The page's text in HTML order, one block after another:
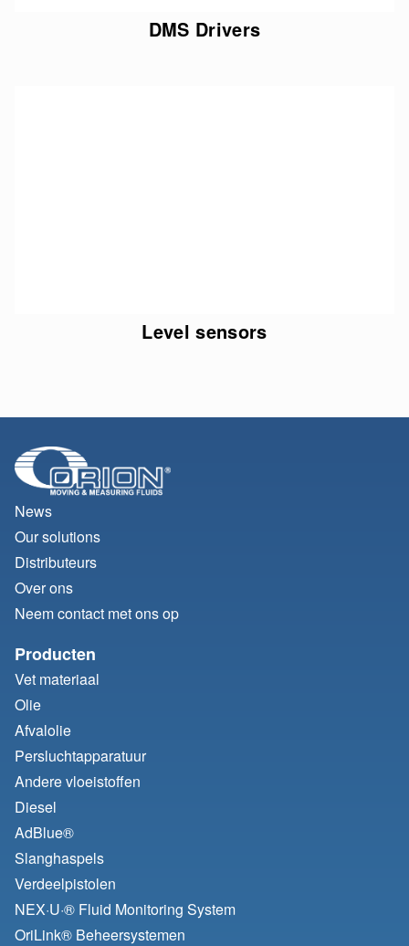
DMS Drivers
Level sensors
News
Our solutions
Distributeurs
Over ons
Neem contact met ons op
Producten
Vet materiaal
Olie
Afvalolie
Persluchtapparatuur
Andere vloeistoffen
Diesel
AdBlue®
Slanghaspels
Verdeelpistolen
NEX·U·® Fluid Monitoring System
OriLink® Beheersystemen